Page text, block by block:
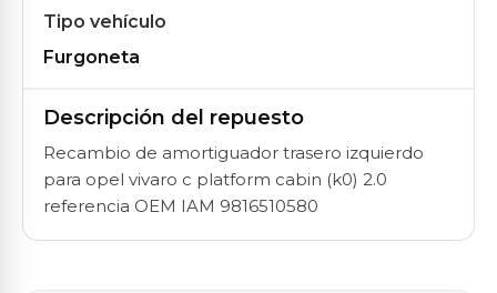
Tipo vehículo
Furgoneta
Descripción del repuesto
Recambio de amortiguador trasero izquierdo
para opel vivaro c platform cabin (k0) 2.0
referencia OEM IAM 9816510580